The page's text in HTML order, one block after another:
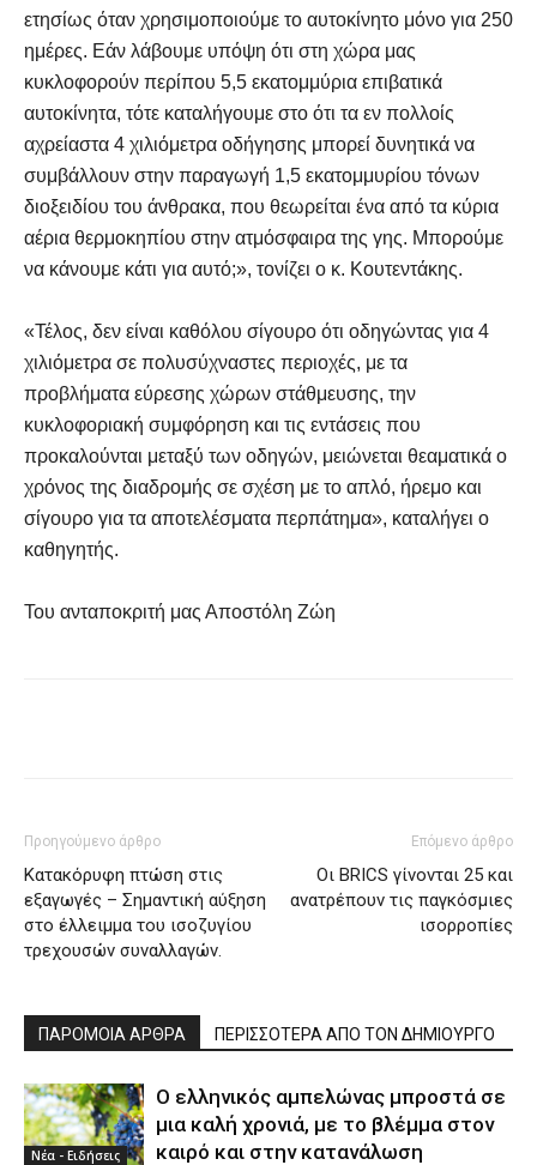
ετησίως όταν χρησιμοποιούμε το αυτοκίνητο μόνο για 250
ημέρες. Εάν λάβουμε υπόψη ότι στη χώρα μας
κυκλοφορούν περίπου 5,5 εκατομμύρια επιβατικά
αυτοκίνητα, τότε καταλήγουμε στο ότι τα εν πολλοίς
αχρείαστα 4 χιλιόμετρα οδήγησης μπορεί δυνητικά να
συμβάλλουν στην παραγωγή 1,5 εκατομμυρίου τόνων
διοξειδίου του άνθρακα, που θεωρείται ένα από τα κύρια
αέρια θερμοκηπίου στην ατμόσφαιρα της γης. Μπορούμε
να κάνουμε κάτι για αυτό;», τονίζει ο κ. Κουτεντάκης.
«Τέλος, δεν είναι καθόλου σίγουρο ότι οδηγώντας για 4
χιλιόμετρα σε πολυσύχναστες περιοχές, με τα
προβλήματα εύρεσης χώρων στάθμευσης, την
κυκλοφοριακή συμφόρηση και τις εντάσεις που
προκαλούνται μεταξύ των οδηγών, μειώνεται θεαματικά ο
χρόνος της διαδρομής σε σχέση με το απλό, ήρεμο και
σίγουρο για τα αποτελέσματα περπάτημα», καταλήγει ο
καθηγητής.
Του ανταποκριτή μας Αποστόλη Ζώη
Προηγούμενο άρθρο
Κατακόρυφη πτώση στις
εξαγωγές – Σημαντική αύξηση
στο έλλειμμα του ισοζυγίου
τρεχουσών συναλλαγών.
Επόμενο άρθρο
Οι BRICS γίνονται 25 και
ανατρέπουν τις παγκόσμιες
ισορροπίες
ΠΑΡΟΜΟΙΑ ΑΡΘΡΑ ΠΕΡΙΣΣΟΤΕΡΑ ΑΠΟ ΤΟΝ ΔΗΜΙΟΥΡΓΟ
Νέα - Ειδήσεις
Ο ελληνικός αμπελώνας μπροστά σε
μια καλή χρονιά, με το βλέμμα στον
καιρό και στην κατανάλωση